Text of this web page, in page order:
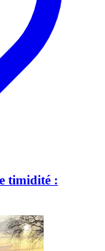
timidité :